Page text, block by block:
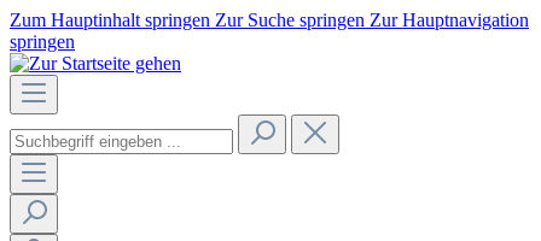
Zum Hauptinhalt springen Zur Suche springen Zur Hauptnavigation
springen